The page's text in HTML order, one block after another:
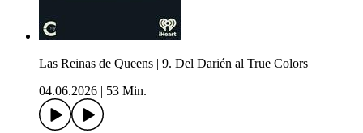
Las Reinas de Queens | 9. Del Darién al True Colors
04.06.2026
53 Min.